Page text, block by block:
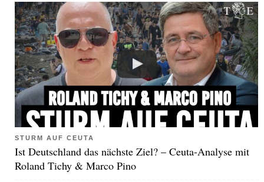
STURM AUF CEUTA
Ist Deutschland das nächste Ziel? – Ceuta-Analyse mit
Roland Tichy & Marco Pino